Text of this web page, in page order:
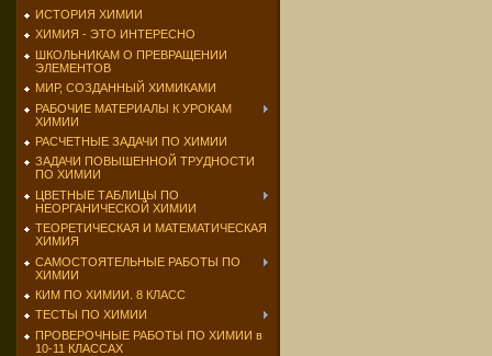
ИСТОРИЯ ХИМИИ
ХИМИЯ - ЭТО ИНТЕРЕСНО
ШКОЛЬНИКАМ О ПРЕВРАЩЕНИИ
ЭЛЕМЕНТОВ
МИР, СОЗДАННЫЙ ХИМИКАМИ
РАБОЧИЕ МАТЕРИАЛЫ К УРОКАМ
ХИМИИ
РАСЧЕТНЫЕ ЗАДАЧИ ПО ХИМИИ
ЗАДАЧИ ПОВЫШЕННОЙ ТРУДНОСТИ
ПО ХИМИИ
ЦВЕТНЫЕ ТАБЛИЦЫ ПО
НЕОРГАНИЧЕСКОЙ ХИМИИ
ТЕОРЕТИЧЕСКАЯ И МАТЕМАТИЧЕСКАЯ
ХИМИЯ
САМОСТОЯТЕЛЬНЫЕ РАБОТЫ ПО
ХИМИИ
КИМ ПО ХИМИИ. 8 КЛАСС
ТЕСТЫ ПО ХИМИИ
ПРОВЕРОЧНЫЕ РАБОТЫ ПО ХИМИИ в
10-11 КЛАССАХ